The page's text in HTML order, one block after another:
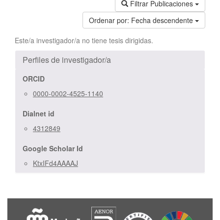
Filtrar Publicaciones
Ordenar por: Fecha descendente
Este/a investigador/a no tiene tesis dirigidas.
Perfiles de investigador/a
ORCID
0000-0002-4525-1140
Dialnet id
4312849
Google Scholar Id
KtxIFd4AAAAJ